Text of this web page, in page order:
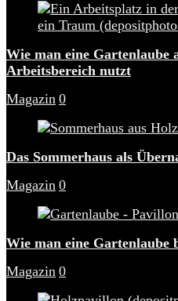
Wie man eine Gartenlaube
Arbeitsbereich nutzt
Magazin 0
Das Sommerhaus als
Magazin 0
Wie man eine Gartenlaube
Magazin 0